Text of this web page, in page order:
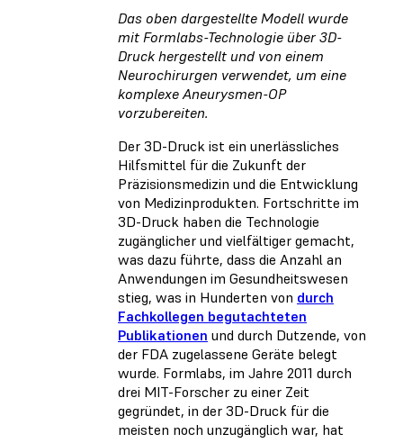
Das oben dargestellte Modell wurde
mit Formlabs-Technologie über 3D-
Druck hergestellt und von einem
Neurochirurgen verwendet, um eine
komplexe Aneurysmen-OP
vorzubereiten.
Der 3D-Druck ist ein unerlässliches
Hilfsmittel für die Zukunft der
Präzisionsmedizin und die Entwicklung
von Medizinprodukten. Fortschritte im
3D-Druck haben die Technologie
zugänglicher und vielfältiger gemacht,
was dazu führte, dass die Anzahl an
Anwendungen im Gesundheitswesen
stieg, was in Hunderten von durch
Fachkollegen begutachteten
Publikationen und durch Dutzende, von
der FDA zugelassene Geräte belegt
wurde. Formlabs, im Jahre 2011 durch
drei MIT-Forscher zu einer Zeit
gegründet, in der 3D-Druck für die
meisten noch unzugänglich war, hat